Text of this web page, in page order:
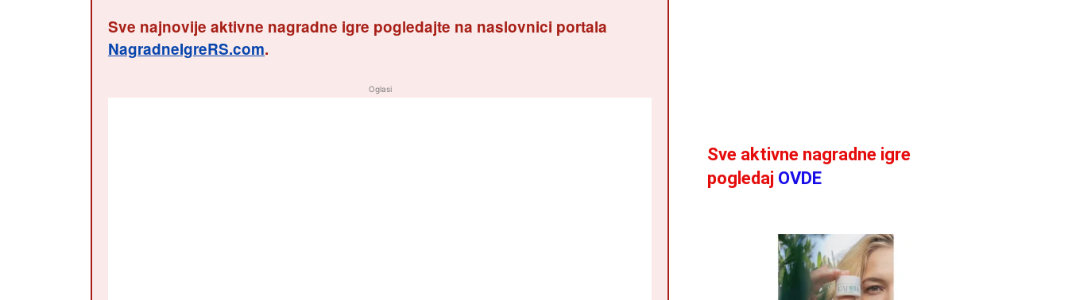
Sve najnovije aktivne nagradne igre pogledajte na naslovnici portala
NagradneIgreRS.com.
Oglasi
Sve aktivne nagradne igre
pogledaj OVDE